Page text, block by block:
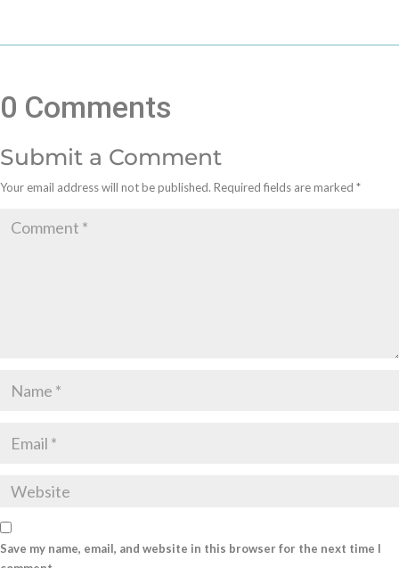
0 Comments
Submit a Comment
Your email address will not be published. Required fields are marked *
Save my name, email, and website in this browser for the next time I